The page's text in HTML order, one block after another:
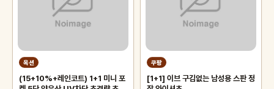
옥션
(15+10%+레인코트) 1+1 미니 포
쿠팡
[1+1] 이브 구김없는 남성용 스판 정